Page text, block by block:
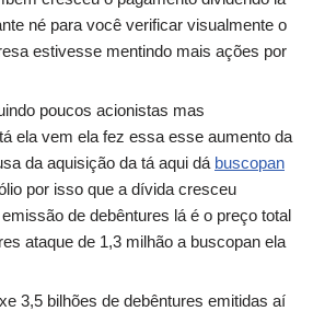
né para você verificar visualmente o
estivesse mentindo mais ações por
poucos acionistas mas
ela vem ela fez essa esse aumento da
da aquisição da tá aqui dá buscopan
por isso que a dívida cresceu
de debêntures lá é o preço total
ataque de 1,3 milhão a buscopan ela
3,5 bilhões de debêntures emitidas aí